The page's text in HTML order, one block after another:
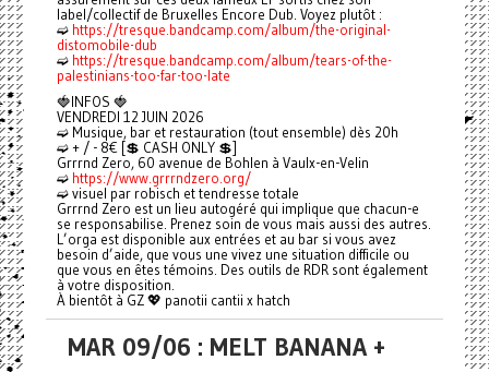
label/collectif de Bruxelles Encore Dub. Voyez plutôt :
➫ https://tresque.bandcamp.com/album/the-original-
distomobile-dub
➫ https://tresque.bandcamp.com/album/tears-of-the-
palestinians-too-far-too-late
🍓INFOS 🍓
VENDREDI 12 JUIN 2026
➫ Musique, bar et restauration (tout ensemble) dès 20h
➫ + / - 8€ [💲 CASH ONLY 💲]
Grrrnd Zero, 60 avenue de Bohlen à Vaulx-en-Velin
➫ https://www.grrrndzero.org/
➫ visuel par robisch et tendresse totale
Grrrnd Zero est un lieu autogéré qui implique que chacun-e
se responsabilise. Prenez soin de vous mais aussi des autres.
L’orga est disponible aux entrées et au bar si vous avez
besoin d’aide, que vous une vivez une situation difficile ou
que vous en êtes témoins. Des outils de RDR sont également
à votre disposition.
À bientôt à GZ 💖 panotii cantii x hatch
MAR 09/06 : MELT BANANA +